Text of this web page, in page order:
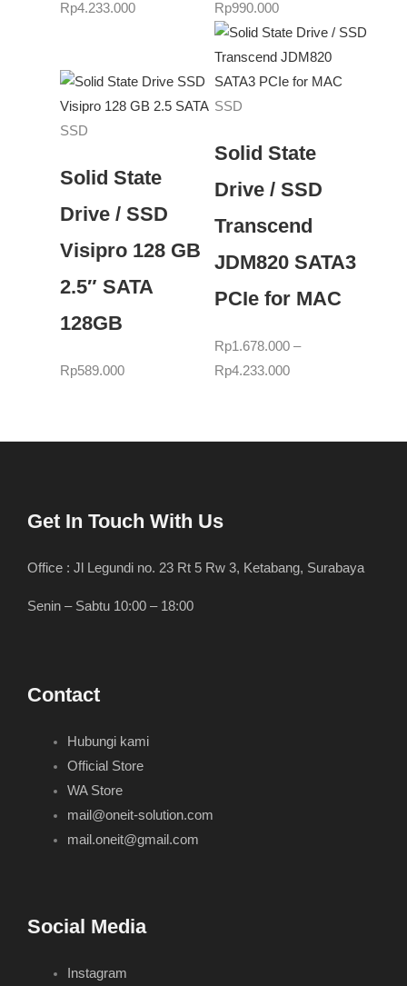
Rp4.233.000 Rp990.000
SSD
Solid State
Drive / SSD
Visipro 128 GB
2.5″ SATA
128GB
Rp589.000
SSD
Solid State
Drive / SSD
Transcend
JDM820 SATA3
PCIe for MAC
Rp1.678.000 –
Rp4.233.000
Get In Touch With Us
Office : Jl Legundi no. 23 Rt 5 Rw 3, Ketabang, Surabaya
Senin – Sabtu 10:00 – 18:00
Contact
Hubungi kami
Official Store
WA Store
mail@oneit-solution.com
mail.oneit@gmail.com
Social Media
Instagram